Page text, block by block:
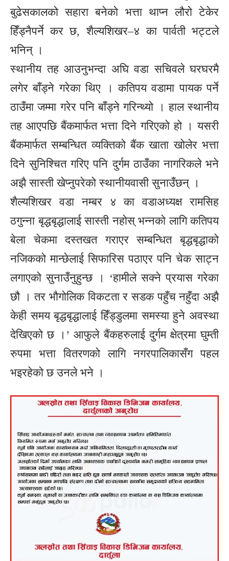
बुढेसकालको सहारा बनेको भत्ता थाप्न लौरो टेकेर
हिँड्नैपर्ने कर छ, शैल्यशिखर–४ का पार्वती भट्टले
भनिन् ।
स्थानीय तह आउनुभन्दा अघि वडा सचिवले घरघरमै
लगेर बाँड्ने गरेका थिए । कतिपय वडामा पायक पर्ने
ठाउँमा जम्मा गरेर पनि बाँड्ने गरिन्थ्यो । हाल स्थानीय
तह आएपछि बैंकमार्फत भत्ता दिने गरिएको हो । यसरी
बैंकमार्फत सम्बन्धित व्यक्तिको बैंक खाता खोलेर भत्ता
दिने सुनिश्चित गरिए पनि दुर्गम ठाउँका नागरिकले भने
अझै सास्ती खेप्नुपरेको स्थानीयवासी सुनाउँछन् ।
शैल्यशिखर वडा नम्बर ४ का वडाअध्यक्ष रामसिह
ठगुन्ना बृद्धबृद्धालाई सास्ती नहोस् भन्नको लागि कतिपय
बेला चेकमा दस्तखत गराएर सम्बन्धित बृद्धबृद्धाको
नजिकको मान्छेलाई सिफारिस पठाएर पनि चेक साट्न
लगाएको सुनाउँनुहुन्छ । ‘हामीले सक्ने प्रयास गरेका
छौ । तर भौगोलिक विकटता र सडक पहुँच नहुँदा अझै
केही समय बृद्धबृद्धालाई हिँड्डुलमा समस्या हुने अवस्था
देखिएको छ ।’ आफुले बैंकहरुलाई दुर्गम क्षेत्रमा घुम्ती
रुपमा भत्ता वितरणको लागि नगरपालिकासँग पहल
भइरहेको छ उनले भने ।